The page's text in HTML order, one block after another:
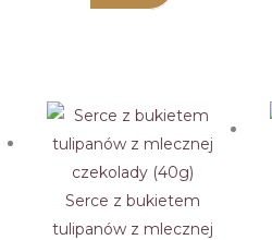
Serce z bukietem
tulipanów z mlecznej